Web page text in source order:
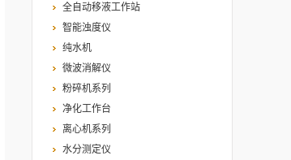
全自动移液工作站
智能浊度仪
纯水机
微波消解仪
粉碎机系列
净化工作台
离心机系列
水分测定仪